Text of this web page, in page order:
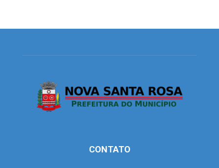
CONTATO